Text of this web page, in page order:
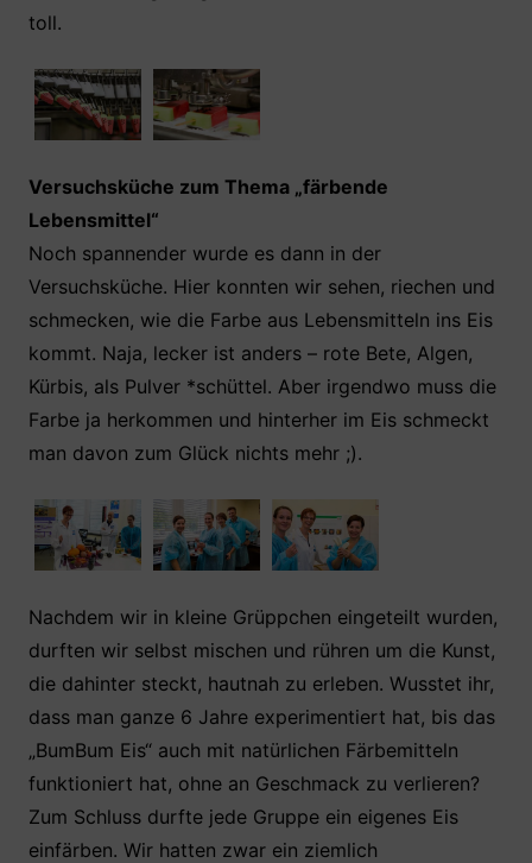
toll.
Versuchsküche zum Thema „färbende
Lebensmittel“
Noch spannender wurde es dann in der
Versuchsküche. Hier konnten wir sehen, riechen und
schmecken, wie die Farbe aus Lebensmitteln ins Eis
kommt. Naja, lecker ist anders – rote Bete, Algen,
Kürbis, als Pulver *schüttel. Aber irgendwo muss die
Farbe ja herkommen und hinterher im Eis schmeckt
man davon zum Glück nichts mehr ;).
Nachdem wir in kleine Grüppchen eingeteilt wurden,
durften wir selbst mischen und rühren um die Kunst,
die dahinter steckt, hautnah zu erleben. Wusstet ihr,
dass man ganze 6 Jahre experimentiert hat, bis das
„BumBum Eis“ auch mit natürlichen Färbemitteln
funktioniert hat, ohne an Geschmack zu verlieren?
Zum Schluss durfte jede Gruppe ein eigenes Eis
einfärben. Wir hatten zwar ein ziemlich